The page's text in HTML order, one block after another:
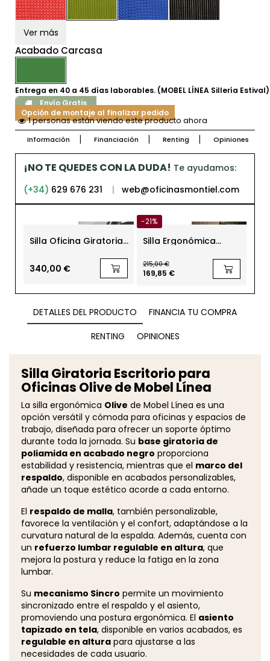
Ver más
Acabado Carcasa
Entrega en 40 a 45 días laborables. (MOBEL LÍNEA Sillería Estival)
Envío Gratis
Opción de montaje al finalizar pedido
1 personas están viendo este producto ahora
Información Financiación Renting Opiniones
¡NO TE QUEDES CON LA DUDA! Te ayudamos:
(+34) 629 676 231 | web@oficinasmontiel.com
Silla Oficina Giratoria
340,00 €
-21%
Silla Ergonómica
215,00 €
169,85 €
DETALLES DEL PRODUCTO
FINANCIA TU COMPRA
RENTING
OPINIONES
Silla Giratoria Escritorio para
Oficinas Olive de Mobel Línea
La silla ergonómica Olive de Mobel Línea es una
opción versátil y cómoda para oficinas y espacios de
trabajo, diseñada para ofrecer un soporte óptimo
durante toda la jornada. Su base giratoria de
poliamida en acabado negro proporciona
estabilidad y resistencia, mientras que el marco del
respaldo, disponible en acabados personalizables,
añade un toque estético acorde a cada entorno.
El respaldo de malla, también personalizable,
favorece la ventilación y el confort, adaptándose a la
curvatura natural de la espalda. Además, cuenta con
un refuerzo lumbar regulable en altura, que
mejora la postura y reduce la fatiga en la zona
lumbar.
Su mecanismo Sincro permite un movimiento
sincronizado entre el respaldo y el asiento,
promoviendo una postura ergonómica. El asiento
tapizado en tela, disponible en varios acabados, es
regulable en altura para ajustarse a las
necesidades de cada usuario.